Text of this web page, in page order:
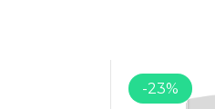
-23%